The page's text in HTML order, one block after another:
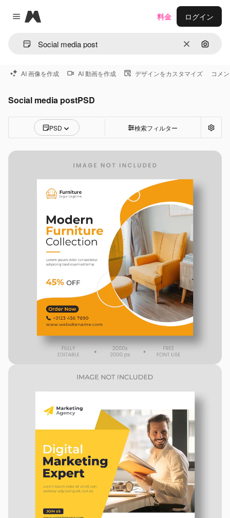
Close menu
Magnific
消去 画像で
料金 ログイン
AI 画像を作成 AI 動画を作成 デザインをカスタマイズ コメ
Social media postPSD
PSD 検索フィルター